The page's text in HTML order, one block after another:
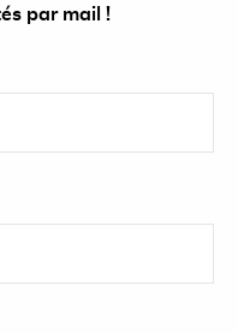
par mail !